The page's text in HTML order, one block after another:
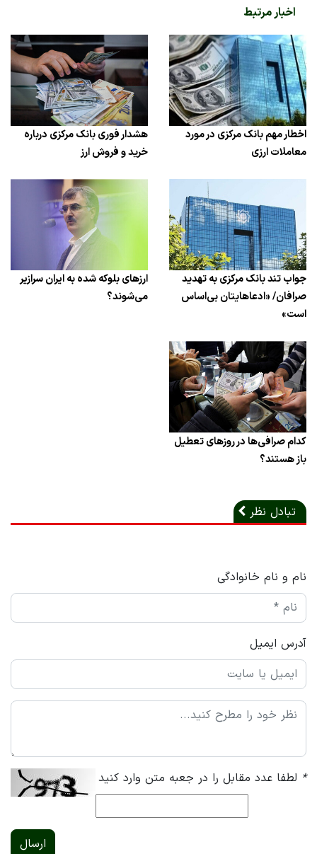
اخبار مرتبط
اخطار مهم بانک مرکزی در مورد
معاملات ارزی
هشدار فوری بانک مرکزی درباره
خرید و فروش ارز
جواب تند بانک مرکزی به تهدید
صرافان/ «ادعاهایتان بی‌اساس
است»
ارزهای بلوکه شده به ایران سرازیر
می‌شوند؟
کدام صرافی‌ها در روزهای تعطیل
باز هستند؟
تبادل نظر
نام و نام خانوادگی
آدرس ایمیل
* لطفا عدد مقابل را در جعبه متن وارد کنید
ارسال